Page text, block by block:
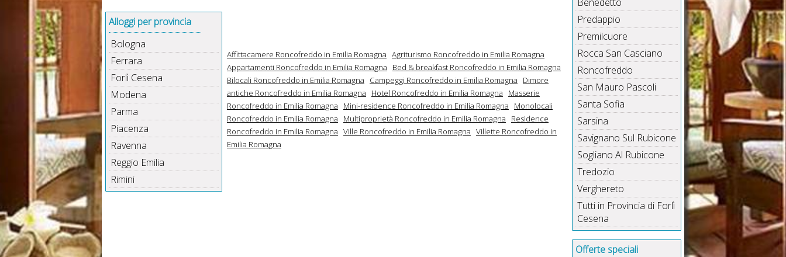
Alloggi per provincia
Bologna
Ferrara
Forlì Cesena
Modena
Parma
Piacenza
Ravenna
Reggio Emilia
Rimini
Affittacamere Roncofreddo in Emilia Romagna Agriturismo Roncofreddo in Emilia Romagna
Appartamenti Roncofreddo in Emilia Romagna
Bed & breakfast Roncofreddo in Emilia Romagna
Bilocali Roncofreddo in Emilia Romagna
Campeggi Roncofreddo in Emilia Romagna
Dimore
antiche Roncofreddo in Emilia Romagna
Hotel Roncofreddo in Emilia Romagna
Masserie
Roncofreddo in Emilia Romagna
Mini-residence Roncofreddo in Emilia Romagna
Monolocali
Roncofreddo in Emilia Romagna
Multiproprietà Roncofreddo in Emilia Romagna
Residence
Roncofreddo in Emilia Romagna Ville Roncofreddo in Emilia Romagna Villette Roncofreddo in
Emilia Romagna
Predappio
Premilcuore
Rocca San Casciano
Roncofreddo
San Mauro Pascoli
Santa Sofia
Sarsina
Savignano Sul Rubicone
Sogliano Al Rubicone
Tredozio
Verghereto
Tutti in Provincia di Forlì
Cesena
Offerte speciali